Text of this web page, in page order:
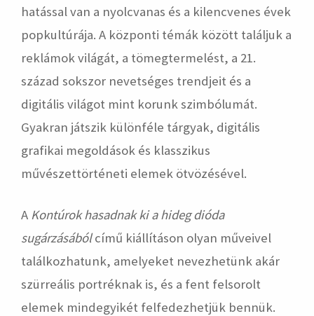
hatással van a nyolcvanas és a kilencvenes évek
popkultúrája. A központi témák között találjuk a
reklámok világát, a tömegtermelést, a 21.
század sokszor nevetséges trendjeit és a
digitális világot mint korunk szimbólumát.
Gyakran játszik különféle tárgyak, digitális
grafikai megoldások és klasszikus
művészettörténeti elemek ötvözésével.
A Kontúrok hasadnak ki a hideg dióda
sugárzásábólcímű kiállításon olyan műveivel
találkozhatunk, amelyeket nevezhetünk akár
szürreális portréknak is, és a fent felsorolt
elemek mindegyikét felfedezhetjük bennük.